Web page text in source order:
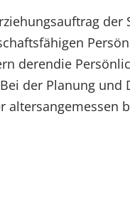
derendie
Bei der Planung
altersangemessen